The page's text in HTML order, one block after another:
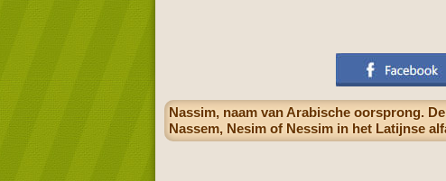
Nassim, naam van Arabische oorsprong.
Nassem, Nesim of Nessim in het Latijnse